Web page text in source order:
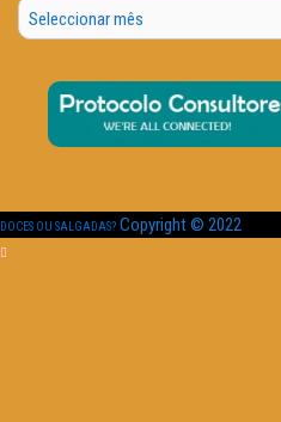
Por
Data
DOCES OU SALGADAS? Copyright © 2022